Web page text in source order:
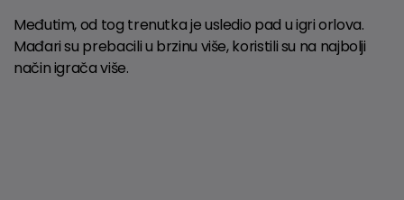
Međutim, od tog trenutka je usledio pad u igri orlova.
Mađari su prebacili u brzinu više, koristili su na najbolji
način igrača više.